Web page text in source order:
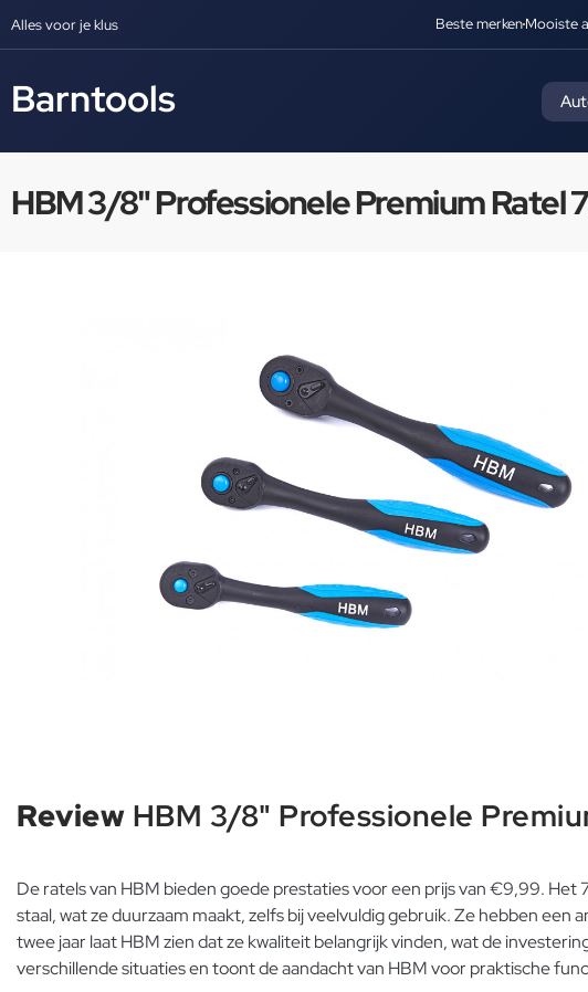
Alles voor je klus Beste merkenMooiste
Barntools
HBM 3/8" Professionele Premium Ratel
Review HBM 3/8" Professionele
De ratels van HBM bieden goede prestaties voor een prijs van €9,99.
staal, wat ze duurzaam maakt, zelfs bij veelvuldig gebruik. Ze hebben
twee jaar laat HBM zien dat ze kwaliteit belangrijk vinden, wat de
verschillende situaties en toont de aandacht van HBM voor praktische